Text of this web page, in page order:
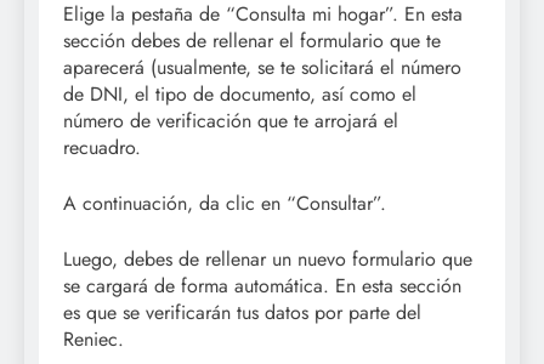
Elige la pestaña de “Consulta mi hogar”. En esta
sección debes de rellenar el formulario que te
aparecerá (usualmente, se te solicitará el número
de DNI, el tipo de documento, así como el
número de verificación que te arrojará el
recuadro.
A continuación, da clic en “Consultar”.
Luego, debes de rellenar un nuevo formulario que
se cargará de forma automática. En esta sección
es que se verificarán tus datos por parte del
Reniec.